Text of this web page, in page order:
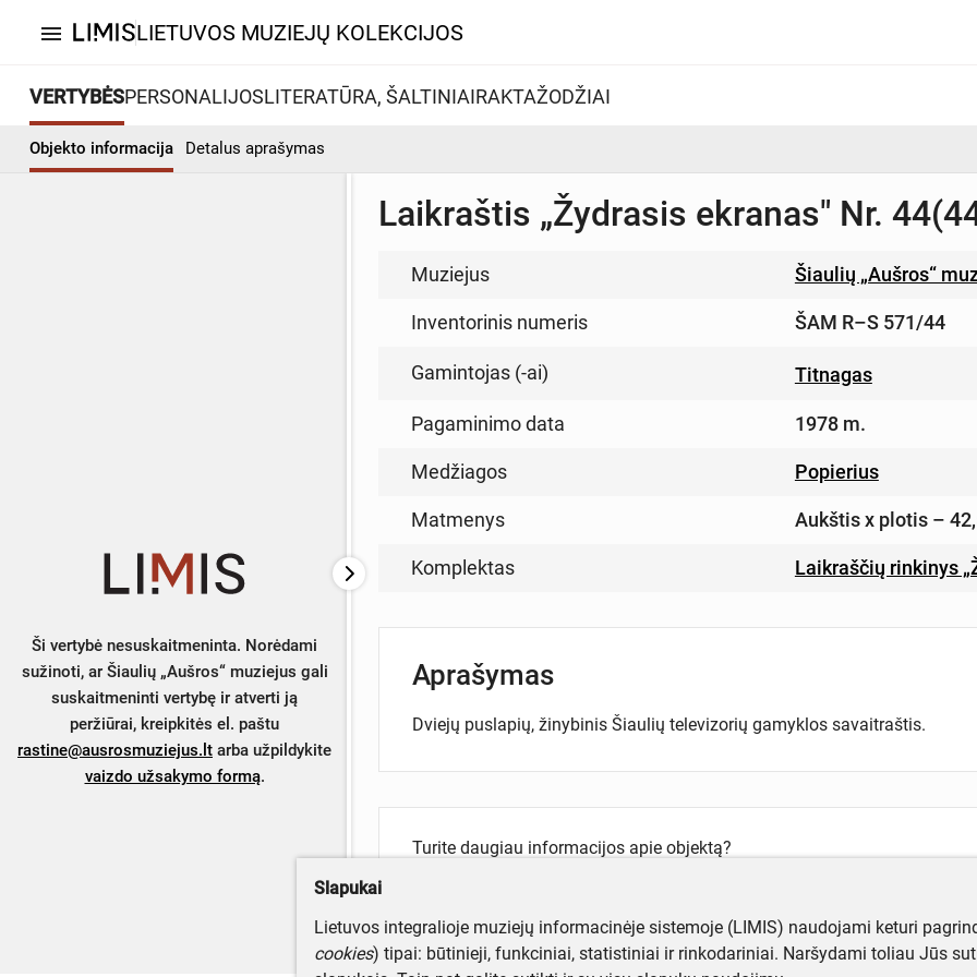
menu LIETUVOS MUZIEJŲ KOLEKCIJOS
VERTYBĖSPERSONALIJOSLITERATŪRA, ŠALTINIAIRAKTAŽODŽIAI
Objekto informacija Detalus aprašymas
Ši vertybė nesuskaitmeninta. Norėdami
sužinoti, ar Šiaulių „Aušros“ muziejus gali
suskaitmeninti vertybę ir atverti ją
peržiūrai, kreipkitės el. paštu
rastine@ausrosmuziejus.lt arba užpildykite
vaizdo užsakymo formą.
Laikraštis „Žydrasis ekranas" Nr.
Muziejus Šiaulių „Aušros“
Inventorinis numeris ŠAM R–S 571/44
Gamintojas (-ai) Titnagas
Pagaminimo data 1978 m.
Medžiagos Popierius
Matmenys Aukštis x plotis –
Komplektas Laikraščių rinkinys
Aprašymas
Dviejų puslapių, žinybinis Šiaulių televizorių gamyklos savaitraštis.
Turite daugiau informacijos apie objektą?
Slapukai
Lietuvos integralioje muziejų informacinėje sistemoje (LIMIS) naudojami keturi
cookies) tipai: būtinieji, funkciniai, statistiniai ir rinkodariniai. Naršydami toliau Jūs